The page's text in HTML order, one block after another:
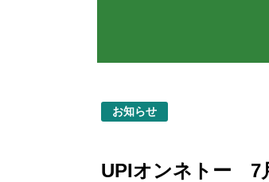
お知らせ
UPIオンネトー 7